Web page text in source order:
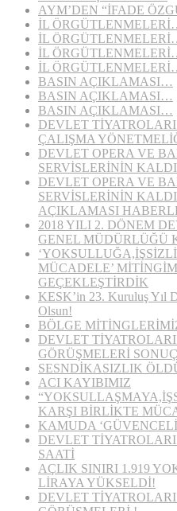
AYM’DEN “İFADE
İL
İL
İL
İL
BASIN AÇIKLAMASI…
BASIN AÇIKLAMASI…
BASIN AÇIKLAMASI…
DEVLET
ÇALIŞMA
DEVLET OPERA VE
SERVİSLERİNİN
DEVLET OPERA VE
SERVİSLERİNİN
AÇIKLAMASI
2018 YILI 2. DÖNEM
GENEL MÜDÜRLÜĞÜ
MÜCADELE’
GEÇEKLEŞTİRDİK
KESK’in 23. Kuruluş Yıl
Olsun!
BÖLGE
DEVLET
GÖRÜŞMELERİ
SESNDİKASIZLIK
ACI KAYIBIMIZ
KARŞI BİRLİKTE
KAMUDA
DEVLET
SAATİ
AÇLIK SINIRI 1.919
LİRAYA YÜKSELDİ!
DEVLET